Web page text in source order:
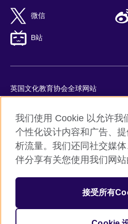
微信
B站
英国文化教育协会全球网站
Cookie
网站地图
ICP number: 京ICP备10044692号-8
京公网安备11010502045859号
我们使用 Cookie 以允许我
个性化设计内容和广告、
析流量。我们还同社交媒
伴分享有关您使用我们网站
接受所有